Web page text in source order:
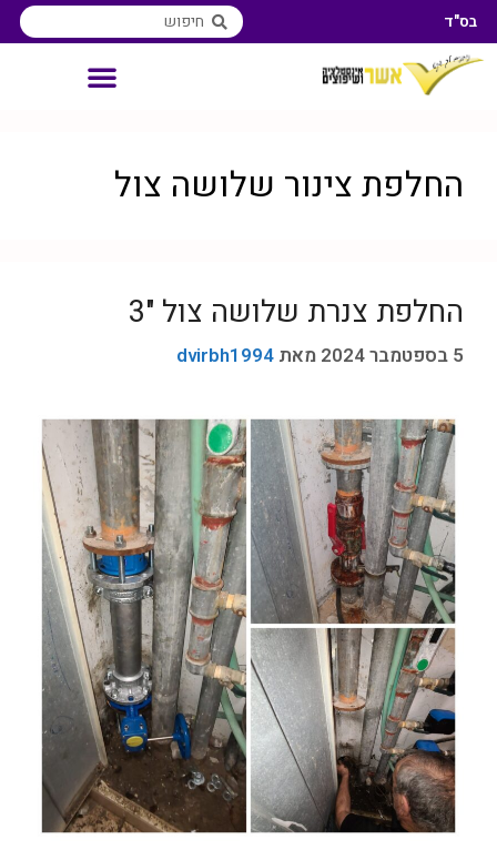
בס"ד
החלפת צינור שלושה צול
החלפת צנרת שלושה צול "3
5 בספטמבר 2024 מאת dvirbh1994